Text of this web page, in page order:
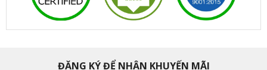
ĐĂNG KÝ ĐỂ NHẬN KHUYẾN MÃI